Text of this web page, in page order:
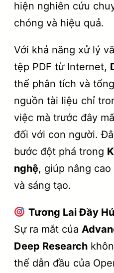
hiện nghiên cứu
chóng và hiệu quả.
Với khả năng xử lý
tệp PDF từ Internet,
thể phân tích và
nguồn tài liệu chỉ
việc mà trước đây
đối với con người.
bước đột phá trong
nghệ, giúp nâng
và sáng tạo.
Tương Lai Đầy
Sự ra mắt của
Deep Research
thế dẫn đầu của